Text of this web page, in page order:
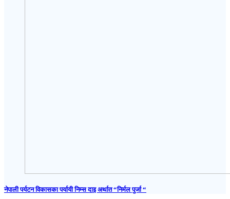
नेपाली पर्यटन विकासका पर्यायी निम्स दाइ अर्थात “निर्मल पुर्जा “